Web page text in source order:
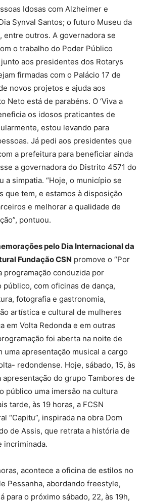
Idosas com Alzheimer e
Synval Santos; o futuro Museu da
entre outros. A governadora se
o trabalho do Poder Público
aos presidentes dos Rotarys
firmadas com o Palácio 17 de
novos projetos e ajuda aos
Neto está de parabéns. O ‘Viva a
os idosos praticantes de
estou levando para
Já pedi aos presidentes que
a prefeitura para beneficiar ainda
a governadora do Distrito 4571 do
a simpatia. “Hoje, o município se
que tem, e estamos à disposição
e melhorar a qualidade de
pontuou.
pelo Dia Internacional da
Fundação CSN promove o “Por
programação conduzida por
com oficinas de dança,
fotografia e gastronomia,
artística e cultural de mulheres
em Volta Redonda e em outras
foi aberta na noite de
uma apresentação musical a cargo
redondense. Hoje, sábado, 15, às
apresentação do grupo Tambores de
público uma imersão na cultura
tarde, às 19 horas, a FCSN
“Capitu”, inspirada na obra Dom
de Assis, que retrata a história de
incriminada.
acontece a oficina de estilos no
Pessanha, abordando freestyle,
para o próximo sábado, 22, às 19h,